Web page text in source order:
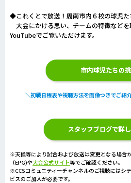
◆これくとで放送！周南市内６校の球児た
大会にかける思い、チームの特徴など
YouTubeでご覧いただけます。
市内球児たちの
＼初戦日程表や視聴方法を画像つきでご紹
スタッフブログで詳
※天候等により試合および放送は変更となる場合
（EPG)や大会公式サイト等でご確認ください。
※CCSコミュニティーチャンネルのご視聴にはシ
ビスのご加入が必要です。